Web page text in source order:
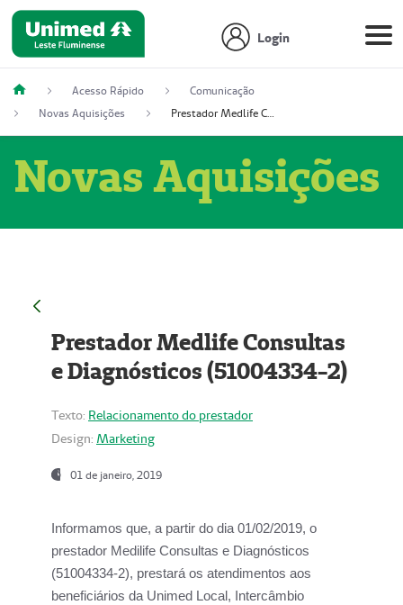
Login
Acesso Rápido
Comunicação
Novas Aquisições
Prestador Medlife Consultas e Diagnósticos (51004334-2)
Novas Aquisições
Prestador Medlife Consultas
e Diagnósticos (51004334-2)
Texto: Relacionamento do prestador
Design: Marketing
01 de janeiro, 2019
Informamos que, a partir do dia 01/02/2019, o
prestador Medilife Consultas e Diagnósticos
(51004334-2), prestará os atendimentos aos
beneficiários da Unimed Local, Intercâmbio